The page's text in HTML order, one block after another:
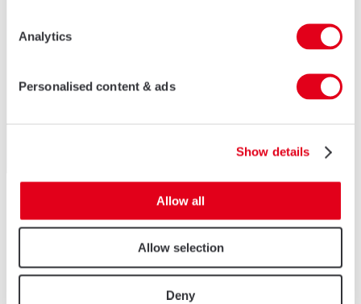
Analytics
Personalised content & ads
Show details
Allow all
Allow selection
Deny
决方案
统解决方案。在中国，我们也为本土市场开发符合当地市场需求的定制化
产品，并致力于可持续发展。
项目案例